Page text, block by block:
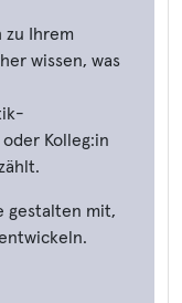
zu Ihrem
wissen, was
Kolleg:in
gestalten mit,